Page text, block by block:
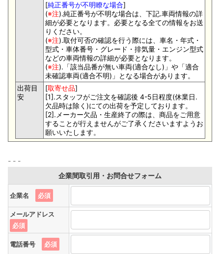
[純正番号が不明瞭な場合]
(※注).純正番号が不明な場合は、下記.車両情報の詳
細が必要となります。必要となる全ての情報をお送
りください。
(※注).取付可否の確認を行う際には、車名・年式・
型式・車体番号・グレード・排気量・エンジン型式
などの車両情報の詳細が必要となります。
(※注).「該当品番が無い車両(適合なし)」や「適合
未確認車両(適合不明)」となる場合があります。
出荷目
安
[取寄せ品]
[1].スタッフがご注文を確認後 4-5日程度(休業日.
欠品時は除く)にての出荷を予定しております。
[2].メーカー欠品・生産終了の際は、商品をご用意
することが行えませんがご了承くださいますようお
願いいたします。
企業間取引用・お問合せフォーム
企業名 必須
メールアドレス
必須
電話番号 必須